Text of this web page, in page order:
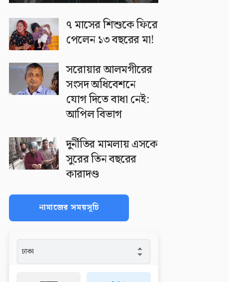
৭ মাসের শিশুকে ফিরে
পেলেন ১৩ বছরের মা!
সরোয়ার আলমগীরের
সংসদ অধিবেশনে
যোগ দিতে বাধা নেই:
আপিল বিভাগ
দুর্নীতির মামলায় এসকে
সুরের তিন বছরের
কারাদণ্ড
নামাজের সময়সূচি